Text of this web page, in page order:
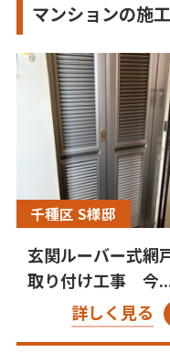
マンションの施
千種区 S様邸
玄関ルーバー式網
取り付け工事 今
詳しく見る